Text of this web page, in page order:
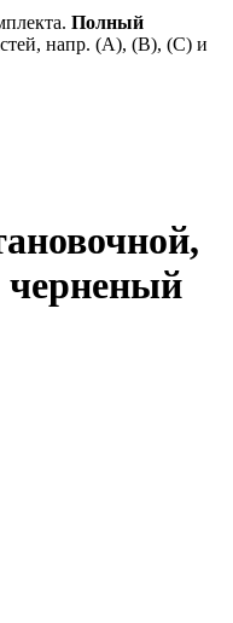
Полный
напр. (А), (B), (С) и